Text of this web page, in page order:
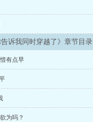
告诉我同时穿越了》章节目录
有点早
为吗？